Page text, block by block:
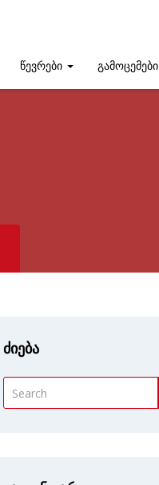
წევრები გამოცემები
ძიება